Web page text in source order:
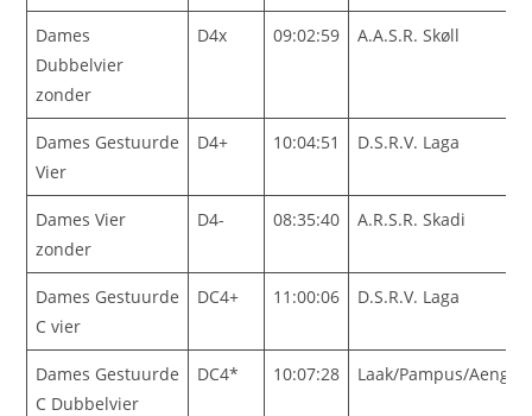
Dames
Dubbelvier
zonder
D4x 09:02:59 A.A.S.R. Skøll
Dames Gestuurde
Vier
D4+ 10:04:51 D.S.R.V. Laga
Dames Vier
zonder
D4- 08:35:40 A.R.S.R. Skadi
Dames Gestuurde
C vier
DC4+ 11:00:06 D.S.R.V. Laga
Dames Gestuurde
C Dubbelvier
DC4* 10:07:28 Laak/Pampus/